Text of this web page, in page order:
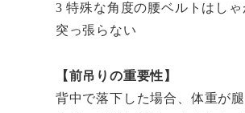
3 特殊な角度の腰ベルトはしゃ
突っ張らない
【前吊りの重要性】
背中で落下した場合、体重が